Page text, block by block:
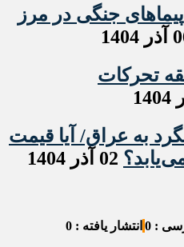
جنگی در مرز
تحرکات
به عراق/ آیا قیمت
: 0 انتشار یافته : 0